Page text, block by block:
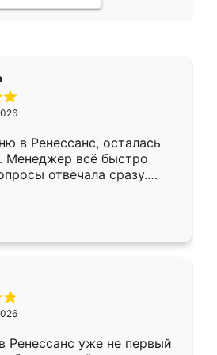
в Ренессанс, осталась
Менеджер всё быстро
отвечала сразу.
в субботу, подошёл к
Собрали
аккуратно, даже
Ренессанс уже не первый